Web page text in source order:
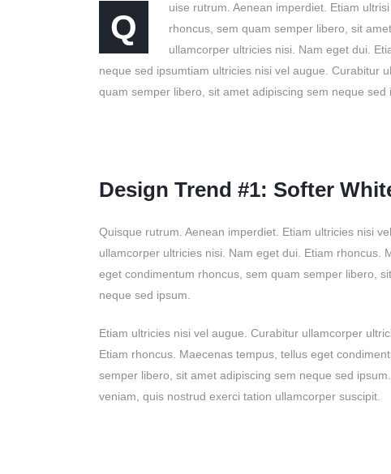
Q
uise rutrum. Aenean imperdiet. Etiam
rhoncus, sem quam semper libero, sit
ullamcorper ultricies nisi. Nam eget dui.
neque sed ipsumtiam ultricies nisi vel augue. Curabitur
quam semper libero, sit amet adipiscing sem neque sed
Design Trend #1: Softer
Quisque rutrum. Aenean imperdiet. Etiam ultricies nisi
ullamcorper ultricies nisi. Nam eget dui. Etiam rhoncus.
eget condimentum rhoncus, sem quam semper libero,
neque sed ipsum.
Etiam ultricies nisi vel augue. Curabitur ullamcorper
Etiam rhoncus. Maecenas tempus, tellus eget
semper libero, sit amet adipiscing sem neque sed
veniam, quis nostrud exerci tation ullamcorper suscipit.